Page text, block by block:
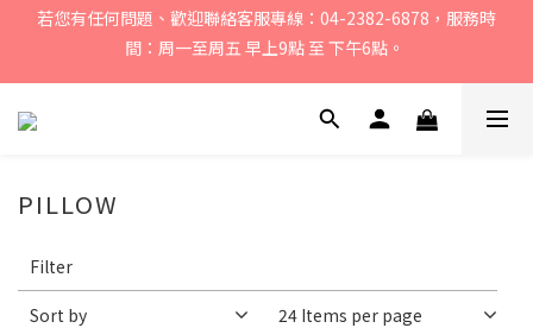
若您有任何問題、歡迎聯絡客服專線：04-2382-6878，服務時
間：周一至周五 早上9點 至 下午6點。
間：周一至周五 早上9點 至 下午6點。
戶外咖 點我加@pamabeoutdoor LINE好友，領見面禮200元購
Filter
(0/20)
PILLOW
Filter
Sort by 24 Items per page